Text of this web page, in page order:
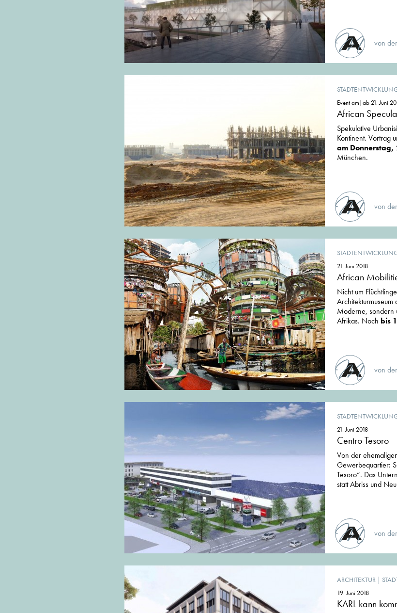
von
Event am|ab 21. Juni
African
Spekulative
Kontinent. Vortrag
am Donnerstag,
München.
von
21. Juni 2018
African
Nicht um
Moderne, sondern
Afrikas. Noch bis
von
21. Juni 2018
Centro Tesoro
Von der
Gewerbequartier:
Tesoro“. Das
statt Abriss und
von
ARCHITEKTUR |
19. Juni 2018
KARL kann